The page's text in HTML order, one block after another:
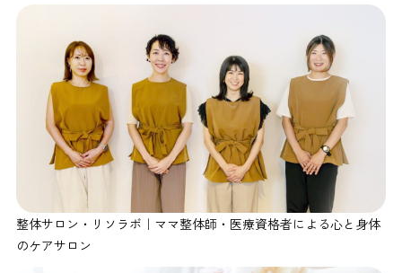
整体サロン・リソラボ｜ママ整体師・医療資格者による心と身体
のケアサロン